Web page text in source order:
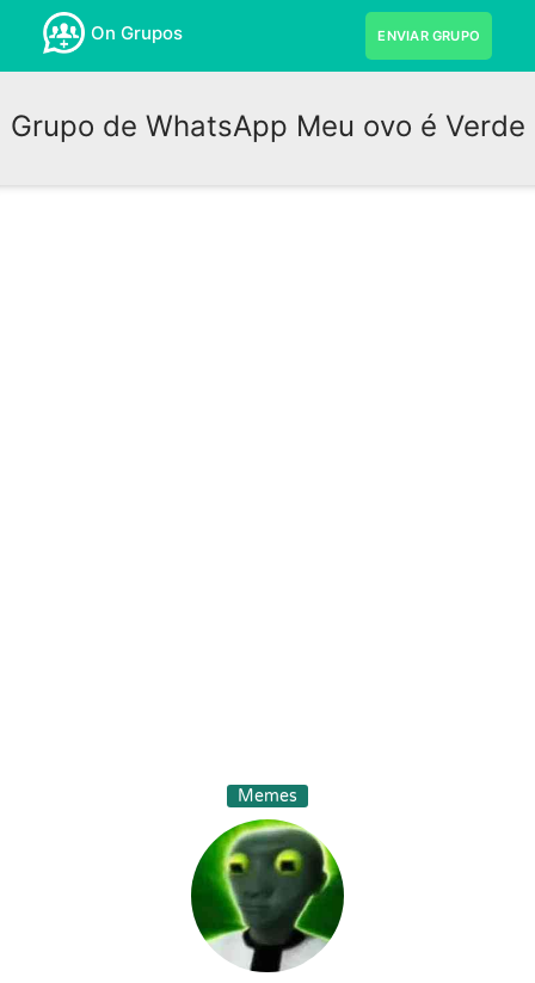
On Grupos ENVIAR GRUPO
Grupo de WhatsApp Meu ovo é Verde
Memes